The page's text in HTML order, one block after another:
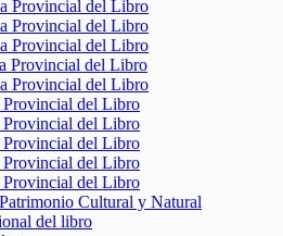
Provincial del Libro
Provincial del Libro
Provincial del Libro
Provincial del Libro
Provincial del Libro
Provincial del Libro
Provincial del Libro
Provincial del Libro
Provincial del Libro
Provincial del Libro
Cultural y Natural
del libro